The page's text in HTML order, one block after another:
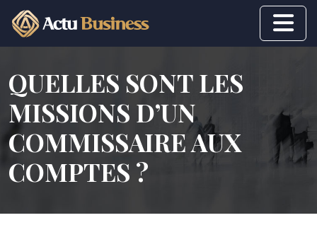
QUELLES SONT LES
MISSIONS D’UN
COMMISSAIRE AUX
COMPTES ?